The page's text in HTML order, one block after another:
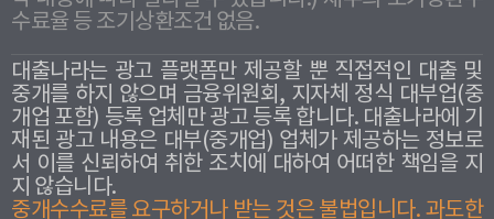
수료율 등 조기상환조건 없음.
대출나라는 광고 플랫폼만 제공할 뿐 직접적인 대출 및
중개를 하지 않으며 금융위원회, 지자체 정식 대부업(중
개업 포함) 등록 업체만 광고 등록 합니다. 대출나라에 기
재된 광고 내용은 대부(중개업) 업체가 제공하는 정보로
서 이를 신뢰하여 취한 조치에 대하여 어떠한 책임을 지
지 않습니다.
중개수수료를 요구하거나 받는 것은 불법입니다. 과도한